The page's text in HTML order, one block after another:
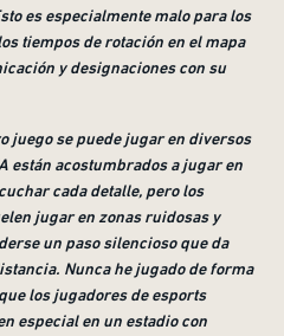
es especialmente malo para los
tiempos de rotación en el mapa
y designaciones con su
juego se puede jugar en diversos
están acostumbrados a jugar en
cada detalle, pero los
jugar en zonas ruidosas y
un paso silencioso que da
Nunca he jugado de forma
los jugadores de esports
especial en un estadio con